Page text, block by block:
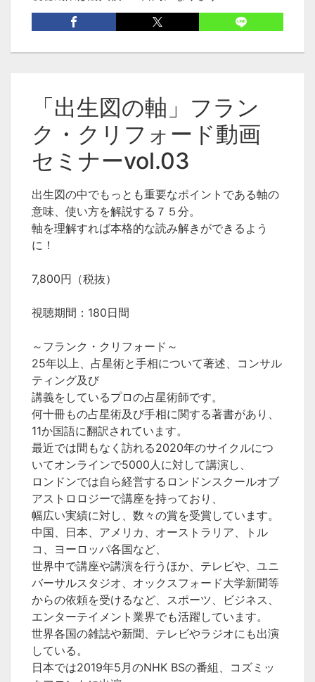
この動画が含まれる
LSAの占星術セミナー
タグ
MC アセンダント ディセンダント
占星術
フランククリフォード ホロスコープ
「出生図の軸」フラン
ク・クリフォード動画
セミナーvol.03
出生図の中でもっとも重要なポイントである軸の
意味、使い方を解説する７５分。
軸を理解すれば本格的な読み解きができるよう
に！
7,800円（税抜）
視聴期間：180日間
～フランク・クリフォード～
25年以上、占星術と手相について著述、コンサル
ティング及び
講義をしているプロの占星術師です。
何十冊もの占星術及び手相に関する著書があり、
11か国語に翻訳されています。
最近では間もなく訪れる2020年のサイクルにつ
いてオンラインで5000人に対して講演し、
ロンドンでは自ら経営するロンドンスクールオブ
アストロロジーで講座を持っており、
幅広い実績に対し、数々の賞を受賞しています。
中国、日本、アメリカ、オーストラリア、トル
コ、ヨーロッパ各国など、
世界中で講座や講演を行うほか、テレビや、ユニ
バーサルスタジオ、オックスフォード大学新聞等
からの依頼を受けるなど、スポーツ、ビジネス、
エンターテイメント業界でも活躍しています。
世界各国の雑誌や新聞、テレビやラジオにも出演
している。
日本では2019年5月のNHK BSの番組、コズミッ